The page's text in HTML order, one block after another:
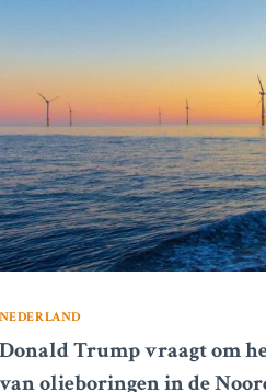
AAN
NEMEN
NEDERLAND
Donald Trump vraagt om
van olieboringen in de